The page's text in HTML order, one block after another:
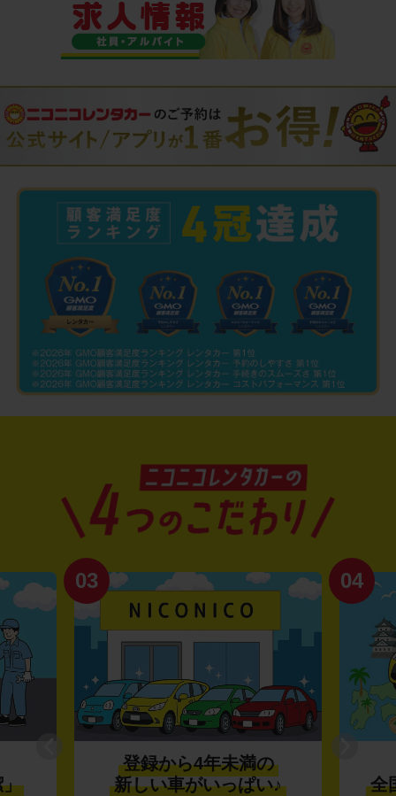
」
03
登録から4年未満の
新しい車がいっぱい♪
04
全